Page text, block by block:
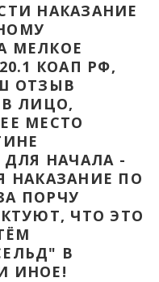
НАКАЗАНИЕ
МЕЛКОЕ
КОАП РФ,
ОТЗЫВ
ЛИЦО,
МЕСТО
НАЧАЛА -
НАКАЗАНИЕ ПО
ПОРЧУ
ЧТО ЭТО
В
ИНОЕ!